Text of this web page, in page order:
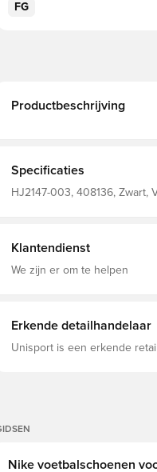
FG
Productbeschrijving
Specificaties
HJ2147-003, 408136, Zwart,
Klantendienst
We zijn er om te helpen
Erkende detailhandelaar
Unisport is een erkende
Nike voetbalschoenen